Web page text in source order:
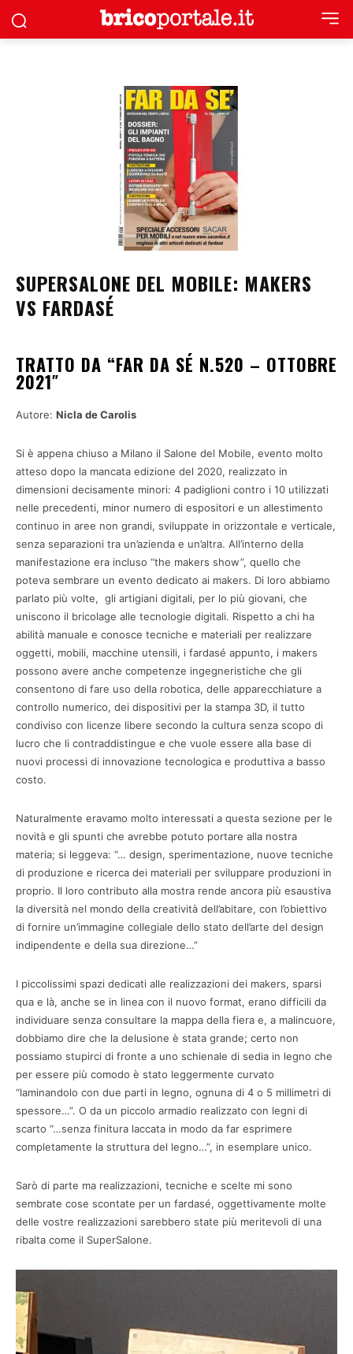
SUPERSALONE DEL MOBILE: MAKERS
VS FARDASÉ
TRATTO DA “FAR DA SÉ N.520 – OTTOBRE
2021″
Autore: Nicla de Carolis
Si è appena chiuso a Milano il Salone del Mobile, evento molto
atteso dopo la mancata edizione del 2020, realizzato in
dimensioni decisamente minori: 4 padiglioni contro i 10 utilizzati
nelle precedenti, minor numero di espositori e un allestimento
continuo in aree non grandi, sviluppate in orizzontale e verticale,
senza separazioni tra un’azienda e un’altra. All’interno della
manifestazione era incluso “the makers show”, quello che
poteva sembrare un evento dedicato ai makers. Di loro abbiamo
parlato più volte, gli artigiani digitali, per lo più giovani, che
uniscono il bricolage alle tecnologie digitali. Rispetto a chi ha
abilità manuale e conosce tecniche e materiali per realizzare
oggetti, mobili, macchine utensili, i fardasé appunto, i makers
possono avere anche competenze ingegneristiche che gli
consentono di fare uso della robotica, delle apparecchiature a
controllo numerico, dei dispositivi per la stampa 3D, il tutto
condiviso con licenze libere secondo la cultura senza scopo di
lucro che li contraddistingue e che vuole essere alla base di
nuovi processi di innovazione tecnologica e produttiva a basso
costo.
Naturalmente eravamo molto interessati a questa sezione per le
novità e gli spunti che avrebbe potuto portare alla nostra
materia; si leggeva: “… design, sperimentazione, nuove tecniche
di produzione e ricerca dei materiali per sviluppare produzioni in
proprio. Il loro contributo alla mostra rende ancora più esaustiva
la diversità nel mondo della creatività dell’abitare, con l’obiettivo
di fornire un’immagine collegiale dello stato dell’arte del design
indipendente e della sua direzione…”
I piccolissimi spazi dedicati alle realizzazioni dei makers, sparsi
qua e là, anche se in linea con il nuovo format, erano difficili da
individuare senza consultare la mappa della fiera e, a malincuore,
dobbiamo dire che la delusione è stata grande; certo non
possiamo stupirci di fronte a uno schienale di sedia in legno che
per essere più comodo è stato leggermente curvato
“laminandolo con due parti in legno, ognuna di 4 o 5 millimetri di
spessore…”. O da un piccolo armadio realizzato con legni di
scarto “…senza finitura laccata in modo da far esprimere
completamente la struttura del legno…”, in esemplare unico.
Sarò di parte ma realizzazioni, tecniche e scelte mi sono
sembrate cose scontate per un fardasé, oggettivamente molte
delle vostre realizzazioni sarebbero state più meritevoli di una
ribalta come il SuperSalone.